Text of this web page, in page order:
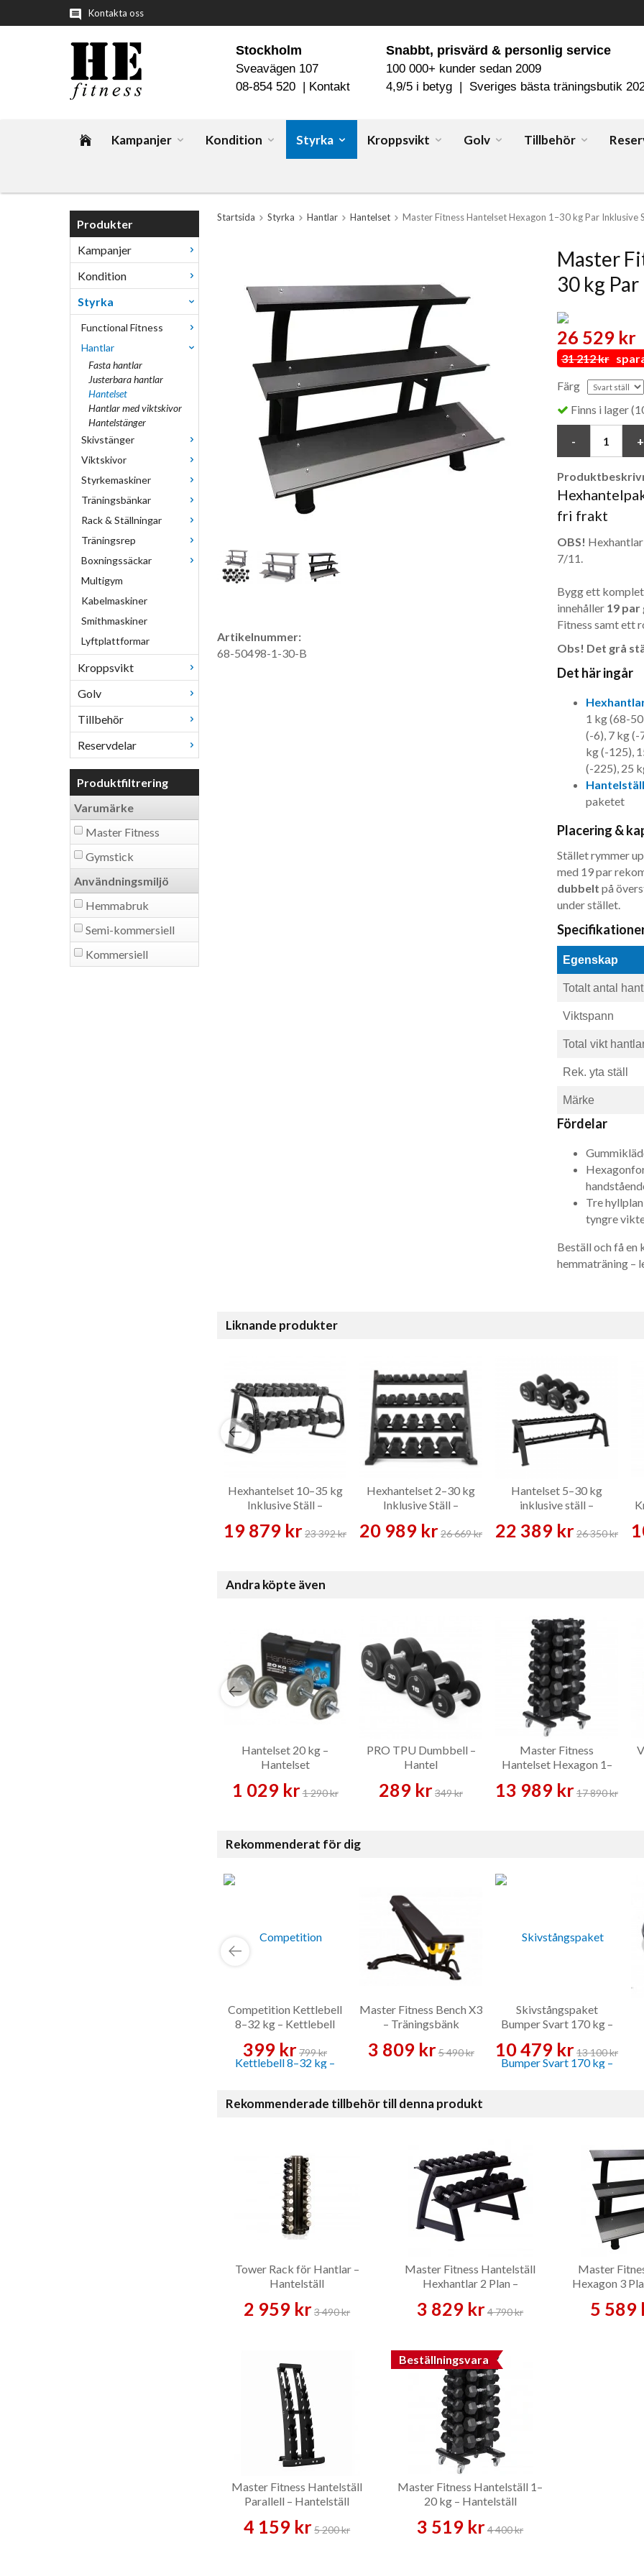
Kontakta oss
Snabbt, prisvärd & personlig service
100 000+ kunder sedan 2009
4,9/5 i betyg | Sveriges bästa träningsbutik
Stockholm
Sveavägen 107
08-854 520 | Kontakt
Kampanjer Kondition Styrka Kroppsvikt Golv Tillbehör
Produkter
Kampanjer
Kondition
Styrka
Functional Fitness
Hantlar
Fasta hantlar
Justerbara hantlar
Hantelset
Hantlar med viktskivor
Hantelstänger
Skivstänger
Viktskivor
Styrkemaskiner
Träningsbänkar
Rack & Ställningar
Träningsrep
Boxningssäckar
Multigym
Kabelmaskiner
Smithmaskiner
Lyftplattformar
Kroppsvikt
Golv
Tillbehör
Reservdelar
Produktfiltrering
Varumärke
Master Fitness
Gymstick
Användningsmiljö
Hemmabruk
Semi-kommersiell
Kommersiell
Startsida Styrka Hantlar Hantelset Master Fitness Hantelset Hexagon 1–30 kg Par Inklusive
Master
30 kg
26 529 kr
31 212 krspara
Färg
Finns i lager
fri frakt
OBS!
7/11.
Bygg ett
innehåller 19
Fitness samt ett
Obs! Det grå
Det här ingår
1 kg (68-
(-6), 7 kg (-
kg (-125),
(-225), 25
paketet
Placering &
Stället rymmer
med 19 par
dubbelt på
under stället.
Egenskap
Totalt antal
Viktspann
Total vikt
Rek. yta ställ
Märke
Fördelar
Tre
tyngre
Beställ och få en
hemmaträning –
Artikelnummer:
68-50498-1-30-B
Liknande produkter
Hexhantelset 10–35 kg
Inklusive Ställ –
19 879 kr23 392 kr
Hexhantelset 2–30 kg
Inklusive Ställ –
20 989 kr26 669 kr
Hantelset 5–30 kg
inklusive ställ –
22 389 kr26 350 kr
Andra köpte även
Hantelset 20 kg –
Hantelset
1 029 kr1 290 kr
PRO TPU Dumbbell –
Hantel
289 kr349 kr
Master Fitness
Hantelset Hexagon 1–
– Hantelset
13 989 kr17 890 kr
Rekommenderat för dig
Competition Kettlebell
8–32 kg – Kettlebell
399 kr799 kr
Master Fitness Bench X3
– Träningsbänk
3 809 kr5 490 kr
Skivstångspaket
Bumper Svart 170 kg –
10 479 kr13 100 kr
Rekommenderade tillbehör till denna produkt
Tower Rack för Hantlar –
Hantelställ
2 959 kr3 490 kr
Master Fitness Hantelställ
Hexhantlar 2 Plan –
3 829 kr4 790 kr
Master
Hexagon 3
5 589
Master Fitness Hantelställ
Parallell – Hantelställ
4 159 kr5 200 kr
Beställningsvara
Master Fitness Hantelställ 1–
20 kg – Hantelställ
3 519 kr4 400 kr